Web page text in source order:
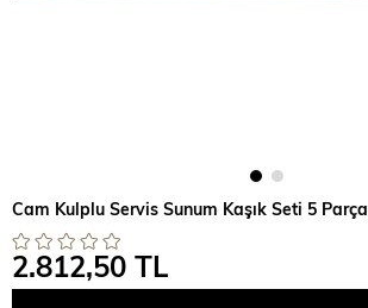
Cam Kulplu Servis Sunum Kaşık Seti 5 Parça
2.812,50 TL